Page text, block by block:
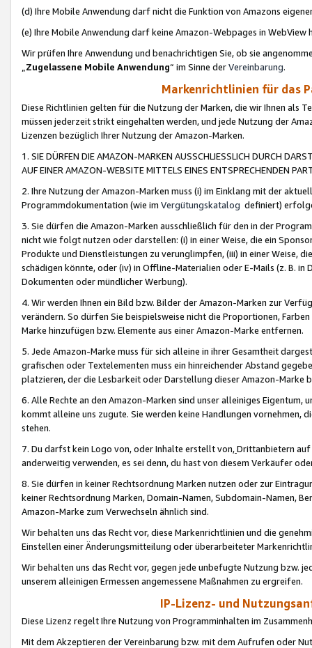
(d) Ihre Mobile Anwendung darf nicht die Funktion von Amazons
(e) Ihre Mobile Anwendung darf keine Amazon-Webpages in WebView
Wir prüfen Ihre Anwendung und benachrichtigen Sie, ob sie
„Zugelassene Mobile Anwendung“ im Sinne derVereinbarung.
Markenrichtlinien für das
Diese Richtlinien gelten für die Nutzung der Marken, die wir Ihnen als
müssen jederzeit strikt eingehalten werden, und jede Nutzung der
Lizenzen bezüglich Ihrer Nutzung der Amazon-Marken.
1. SIE DÜRFEN DIE AMAZON-MARKEN AUSSCHLIESSLICH DURCH
AUF EINER AMAZON-WEBSITE MITTELS EINES ENTSPRECHENDEN
2. Ihre Nutzung der Amazon-Marken muss (i) im Einklang mit der
Programmdokumentation (wie im Vergütungskatalog definiert)
3. Sie dürfen die Amazon-Marken ausschließlich für den in der
nicht wie folgt nutzen oder darstellen: (i) in einer Weise, die ein
Produkte und Dienstleistungen zu verunglimpfen, (iii) in einer Weise,
schädigen könnte, oder (iv) in Offline-Materialien oder E-Mails (z. B. in
Dokumenten oder mündlicher Werbung).
4. Wir werden Ihnen ein Bild bzw. Bilder der Amazon-Marken zur
verändern. So dürfen Sie beispielsweise nicht die Proportionen,
Marke hinzufügen bzw. Elemente aus einer Amazon-Marke entfernen.
5. Jede Amazon-Marke muss für sich alleine in ihrer Gesamtheit
grafischen oder Textelementen muss ein hinreichender Abstand
platzieren, der die Lesbarkeit oder Darstellung dieser Amazon-Marke
6. Alle Rechte an den Amazon-Marken sind unser alleiniges
kommt alleine uns zugute. Sie werden keine Handlungen vornehmen,
stehen.
7. Du darfst kein Logo von, oder Inhalte erstellt von,Drittanbietern auf
anderweitig verwenden, es sei denn, du hast von diesem Verkäufer
8. Sie dürfen in keiner Rechtsordnung Marken nutzen oder zur
keiner Rechtsordnung Marken, Domain-Namen, Subdomain-Namen,
Amazon-Marke zum Verwechseln ähnlich sind.
Wir behalten uns das Recht vor, diese Markenrichtlinien und die
Einstellen einer Änderungsmitteilung oder überarbeiteter
Wir behalten uns das Recht vor, gegen jede unbefugte Nutzung bzw.
unserem alleinigen Ermessen angemessene Maßnahmen zu ergreifen.
IP-Lizenz- und
Diese Lizenz regelt Ihre Nutzung von Programminhalten im
Mit dem Akzeptieren der Vereinbarung bzw. mit dem Aufrufen oder